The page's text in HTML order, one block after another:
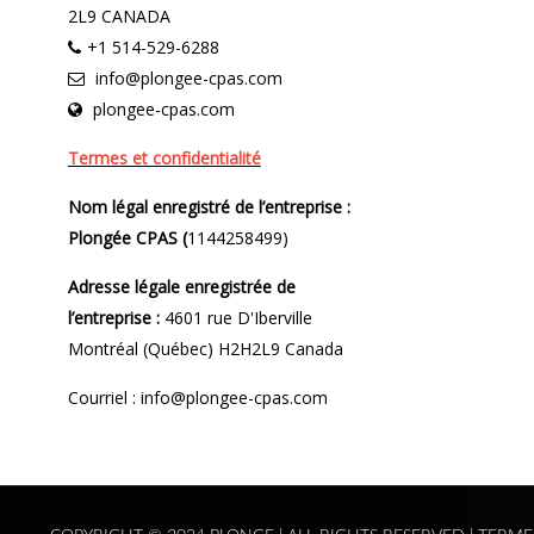
2L9 CANADA
+1 514-529-6288
info@plongee-cpas.com
plongee-cpas.com
Termes et confidentialité
Nom légal enregistré de l’entreprise :
Plongée CPAS (1144258499)
Adresse légale enregistrée de
l’entreprise :4601 rue D'Iberville
Montréal (Québec) H2H2L9 Canada
Courriel : info@plongee-cpas.com